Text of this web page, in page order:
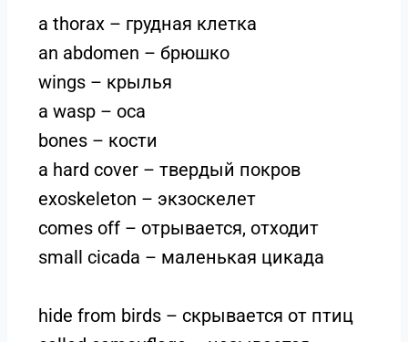
a thorax – грудная клетка
an abdomen – брюшко
wings – крылья
a wasp – оса
bones – кости
a hard cover – твердый покров
exoskeleton – экзоскелет
comes off – отрывается, отходит
small cicada – маленькая цикада
hide from birds – скрывается от птиц